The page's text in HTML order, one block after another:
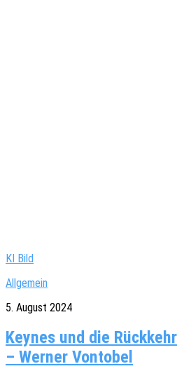
KI Bild
Allgemein
5. August 2024
Keynes und die
– Werner Vontobel